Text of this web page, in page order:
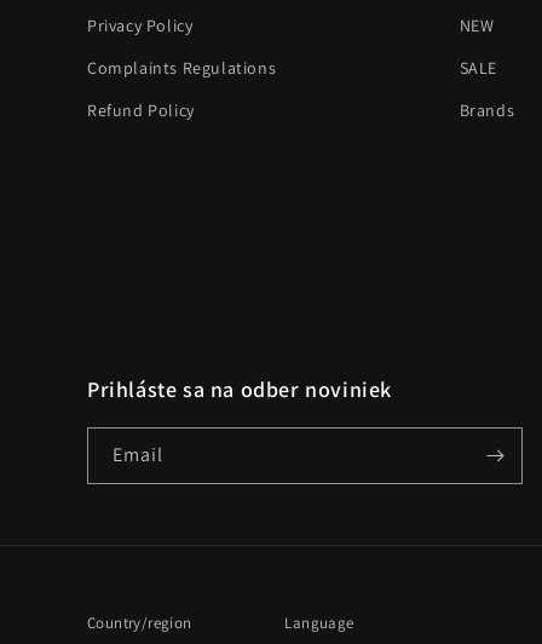
Privacy Policy
Complaints Regulations
Refund Policy
NEW
SALE
Brands
Prihláste sa na odber noviniek
Email
Country/region Language